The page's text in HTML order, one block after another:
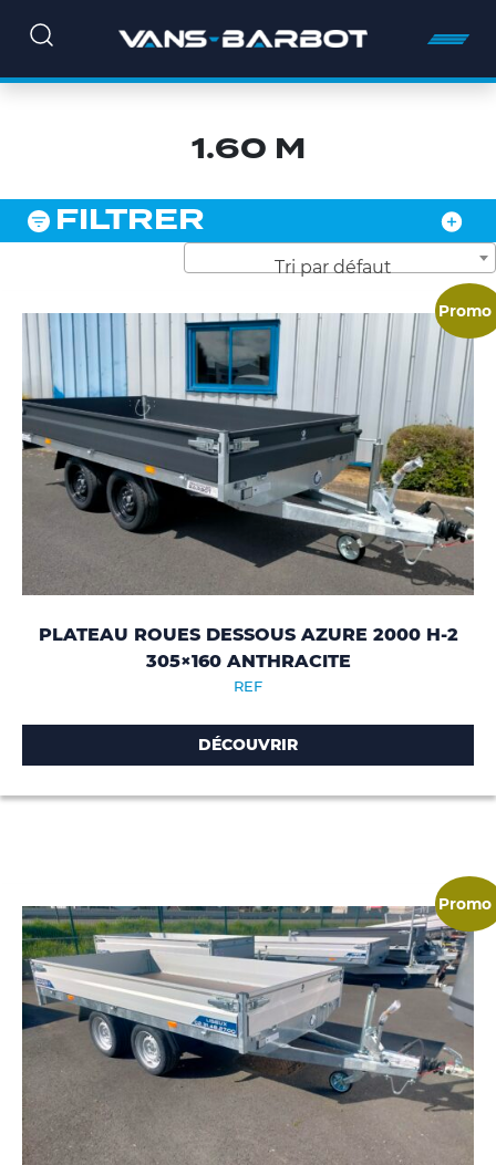
1.60 M
FILTRER
Tri par défaut
Promo
PLATEAU ROUES DESSOUS AZURE 2000 H-2
305×160 ANTHRACITE
REF
DÉCOUVRIR
Promo